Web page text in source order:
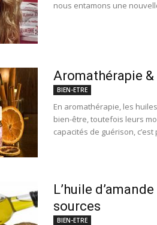
nous entamons une
Aromathérapie &
BIEN-ETRE
En aromathérapie, les
bien-être, toutefois leurs
capacités de guérison, c’est
L’huile
sources
BIEN-ETRE